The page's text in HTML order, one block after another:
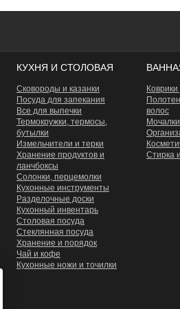
КУХНЯ И СТОЛОВАЯ
Сковороды и казанки
Посуда для запекания
Все для выпечки
Термокружки, термосы,
бутылки
Измельчители и терки
Хранение продуктов и
ланчбоксы
Сoлонки, перцемолки
Кухонные инструменты
Разделочные доски
Кухонный инвентарь
Столовая посуда
Стеклянная посуда
Хранение и порядок
Чай и кофе
Кухонные ножи и точилки
волос
Стирка